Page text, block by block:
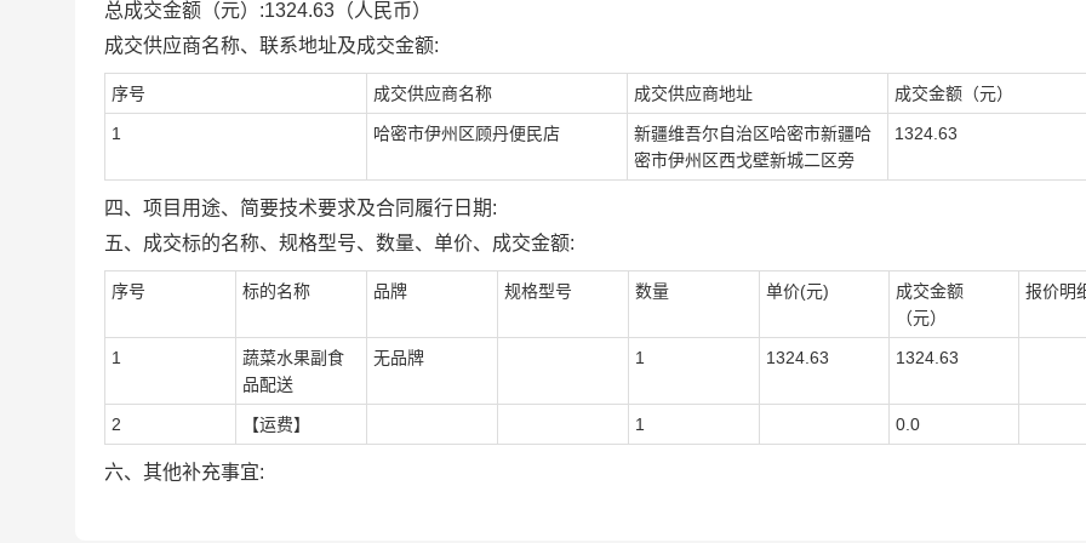
总成交金额（元）:1324.63 （人民币）
成交供应商名称、联系地址及成交金额:
序号 成交供应商名称 成交供应商地址 成交金额（元）
1 哈密市伊州区顾丹便民店
新疆维吾尔自治区哈密市新疆哈
密市伊州区西戈壁新城二区旁
1324.63
四、项目用途、简要技术要求及合同履行日期:
五、成交标的名称、规格型号、数量、单价、成交金额:
序号 标的名称 品牌 规格型号 数量 单价(元)
成交金额
（元）
报价明
1
蔬菜水果副食
品配送
无品牌 1 1324.63 1324.63
2 【运费】 1 0.0
六、其他补充事宜: